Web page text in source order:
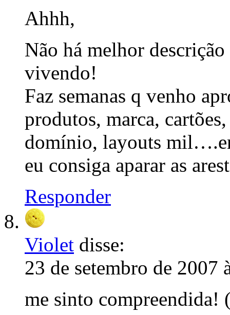
Ahhh,
Não há melhor
vivendo!
Faz semanas q venho
produtos, marca,
domínio, layouts
eu consiga aparar as
Responder
Violet disse:
23 de setembro de 2007
me sinto compreendida!